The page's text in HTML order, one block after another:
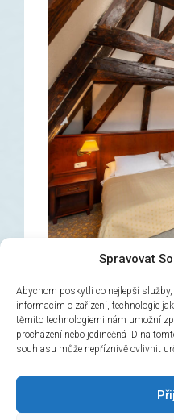
Spravovat
Abychom poskytli co nejlepší
informacím o zařízení, technologie
těmito technologiemi nám umožní
procházení nebo jedinečná ID na
souhlasu může nepříznivě ovlivnit
Třílůžkový
→Rezervovat